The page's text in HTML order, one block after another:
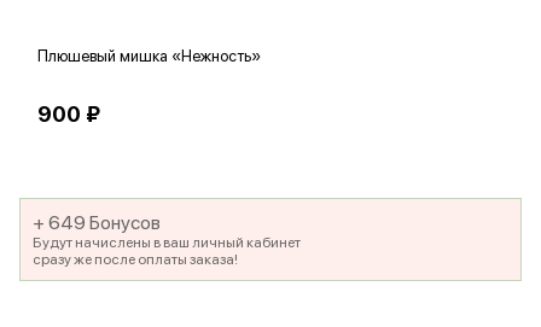
Плюшевый мишка «Нежность»
900 ₽
+ 649 Бонусов
Будут начислены в ваш личный кабинет
сразу же после оплаты заказа!